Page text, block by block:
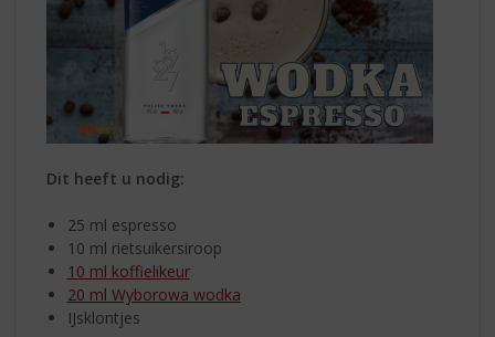
Dit heeft u nodig:
25 ml espresso
10 ml rietsuikersiroop
10 ml koffielikeur
20 ml Wyborowa wodka
IJsklontjes